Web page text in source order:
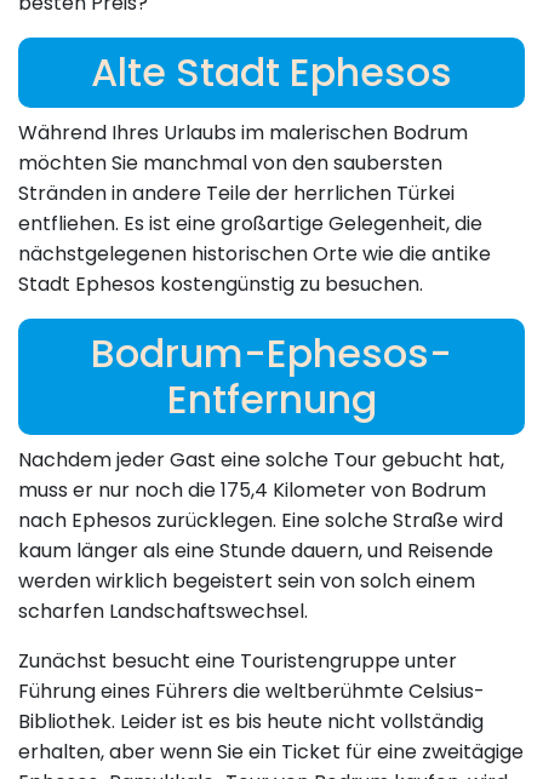
Alte Stadt Ephesos
Während Ihres Urlaubs im malerischen Bodrum
möchten Sie manchmal von den saubersten
Stränden in andere Teile der herrlichen Türkei
entfliehen. Es ist eine großartige Gelegenheit, die
nächstgelegenen historischen Orte wie die antike
Stadt Ephesos kostengünstig zu besuchen.
Bodrum-Ephesos-
Entfernung
Nachdem jeder Gast eine solche Tour gebucht hat,
muss er nur noch die 175,4 Kilometer von Bodrum
nach Ephesos zurücklegen. Eine solche Straße wird
kaum länger als eine Stunde dauern, und Reisende
werden wirklich begeistert sein von solch einem
scharfen Landschaftswechsel.
Zunächst besucht eine Touristengruppe unter
Führung eines Führers die weltberühmte Celsius-
Bibliothek. Leider ist es bis heute nicht vollständig
erhalten, aber wenn Sie ein Ticket für eine zweitägige